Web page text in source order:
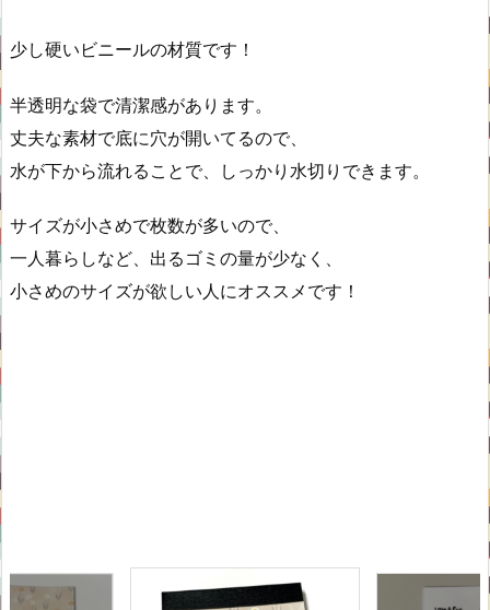
少し硬いビニールの材質です！
半透明な袋で清潔感があります。
丈夫な素材で底に穴が開いてるので、
水が下から流れることで、しっかり水切りできます。
サイズが小さめで枚数が多いので、
一人暮らしなど、出るゴミの量が少なく、
小さめのサイズが欲しい人にオススメです！